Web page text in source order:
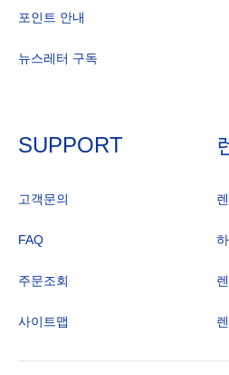
포인트 안내
뉴스레터 구독
SUPPORT
고객문의
FAQ
주문조회
사이트맵